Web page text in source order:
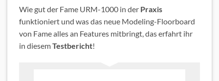
Wie gut der Fame URM-1000 in der Praxis
funktioniert und was das neue Modeling-Floorboard
von Fame alles an Features mitbringt, das erfahrt ihr
in diesemTestbericht!